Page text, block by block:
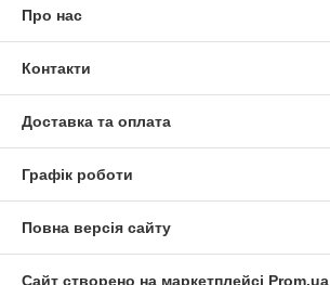
Про нас
Контакти
Доставка та оплата
Графік роботи
Повна версія сайту
Сайт створено на маркетплейсі Prom.ua